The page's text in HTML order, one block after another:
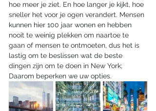
hoe meer je ziet. En hoe langer je kijkt, hoe
sneller het voor je ogen verandert. Mensen
kunnen hier 100 jaar wonen en hebben
nooit te weinig plekken om naartoe te
gaan of mensen te ontmoeten, dus het is
lastig om te beslissen wat de beste
dingen zijn om te doen in New York;
Daarom beperken we uw opties.